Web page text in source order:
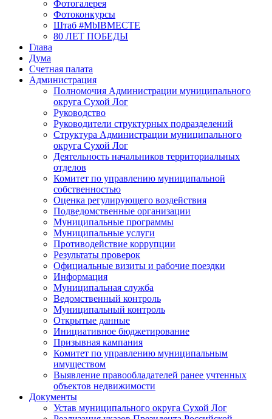
Фотогалерея
Фотоконкурсы
Штаб #MbIBMECTE
80 ЛЕТ ПОБЕДЫ
Глава
Дума
Счетная палата
Администрация
Полномочия Администрации муниципального
округа Сухой Лог
Руководство
Руководители структурных подразделений
Структура Администрации муниципального
округа Сухой Лог
Деятельность начальников территориальных
отделов
Комитет по управлению муниципальной
собственностью
Оценка регулирующего воздействия
Подведомственные организации
Муниципальные программы
Муниципальные услуги
Противодействие коррупции
Результаты проверок
Официальные визиты и рабочие поездки
Информация
Муниципальная служба
Ведомственный контроль
Муниципальный контроль
Открытые данные
Инициативное бюджетирование
Призывная кампания
Комитет по управлению муниципальным
имуществом
Выявление правообладателей ранее учтенных
объектов недвижимости
Документы
Устав муниципального округа Сухой Лог